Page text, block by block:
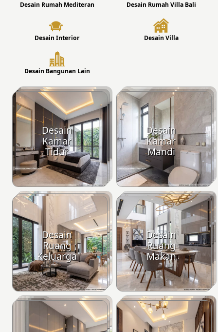
Desain Rumah Mediteran Desain Rumah Villa Bali
Desain Interior Desain Villa
Desain Bangunan Lain
Desain
Kamar
Tidur
Desain
Kamar
Mandi
Desain
Ruang
Keluarga
Desain
Ruang
Makan